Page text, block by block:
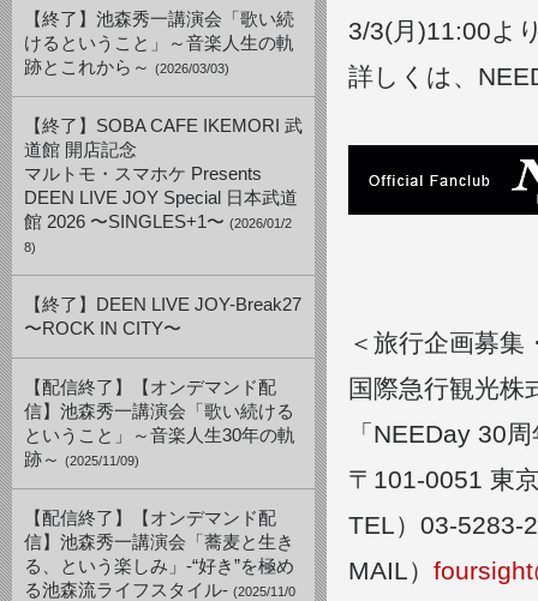
【終了】池森秀一講演会「歌い続
けるということ」～音楽人生の軌
跡とこれから～ (2026/03/03)
【終了】SOBA CAFE IKEMORI 武
道館 開店記念
マルトモ・スマホケ Presents
DEEN LIVE JOY Special 日本武道
館 2026 〜SINGLES+1〜 (2026/01/2
8)
【終了】DEEN LIVE JOY-Break27
〜ROCK IN CITY〜
【配信終了】【オンデマンド配
信】池森秀一講演会「歌い続ける
ということ」～音楽人生30年の軌
跡～ (2025/11/09)
【配信終了】【オンデマンド配
信】池森秀一講演会「蕎麦と生き
る、という楽しみ」-“好き”を極め
る池森流ライフスタイル- (2025/11/0
3/3(月)11:00よ
詳しくは、
＜旅行企画募
国際急行観光
「NEEDay 30
〒101-0051 東
TEL）03-5283-
MAIL）